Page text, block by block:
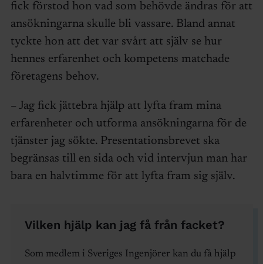
fick förstod hon vad som behövde ändras för att
ansökningarna skulle bli vassare. Bland annat
tyckte hon att det var svårt att själv se hur
hennes erfarenhet och kompetens matchade
företagens behov.
– Jag fick jättebra hjälp att lyfta fram mina
erfarenheter och utforma ansökningarna för de
tjänster jag sökte. Presentationsbrevet ska
begränsas till en sida och vid intervjun man har
bara en halvtimme för att lyfta fram sig själv.
Vilken hjälp kan jag få från facket?
Som medlem i Sveriges Ingenjörer kan du få hjälp